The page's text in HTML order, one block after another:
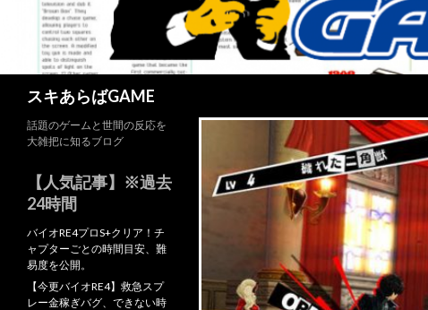
スキあらばGAME
話題のゲームと世間の反応を
大雑把に知るブログ
【人気記事】※過去
24時間
バイオRE4プロS+クリア！チ
ャプターごとの時間目安、難
易度を公開。
【今更バイオRE4】救急スプ
レー金稼ぎバグ、できない時